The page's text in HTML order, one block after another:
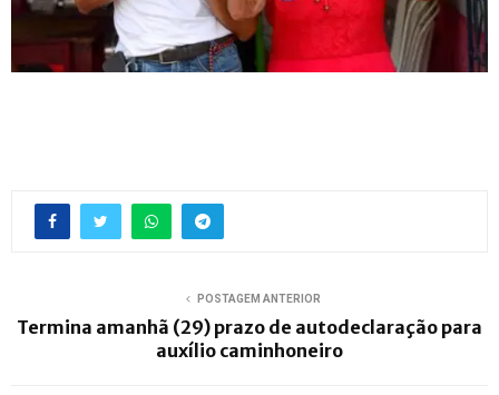
POSTAGEM ANTERIOR
Termina amanhã (29) prazo de autodeclaração para
auxílio caminhoneiro